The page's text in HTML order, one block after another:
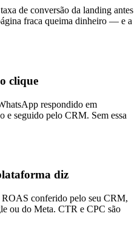
de conversão da landing antes
fraca queima dinheiro — e a
clique
respondido em
e seguido pelo CRM. Sem essa
diz
conferido pelo seu CRM,
ou do Meta. CTR e CPC são